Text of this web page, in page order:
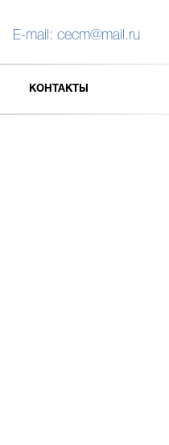
E-mail: cecm@mail.ru
КОНТАКТЫ